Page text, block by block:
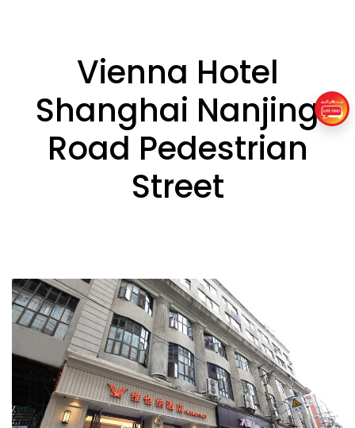
Vienna Hotel
Shanghai Nanjing
Road Pedestrian
Street